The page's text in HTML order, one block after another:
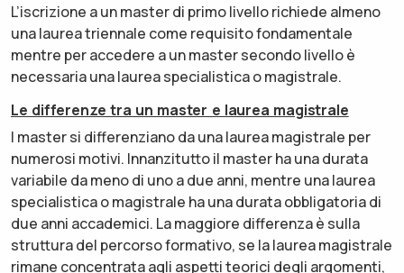
L’iscrizione a un master di primo livello richiede almeno
una laurea triennale come requisito fondamentale
mentre per accedere a un master secondo livello è
necessaria una laurea specialistica o magistrale.
Le differenze tra un master e laurea magistrale
I master si differenziano da una laurea magistrale per
numerosi motivi. Innanzitutto il master ha una durata
variabile da meno di uno a due anni, mentre una laurea
specialistica o magistrale ha una durata obbligatoria di
due anni accademici. La maggiore differenza è sulla
struttura del percorso formativo, se la laurea magistrale
rimane concentrata agli aspetti teorici degli argomenti,